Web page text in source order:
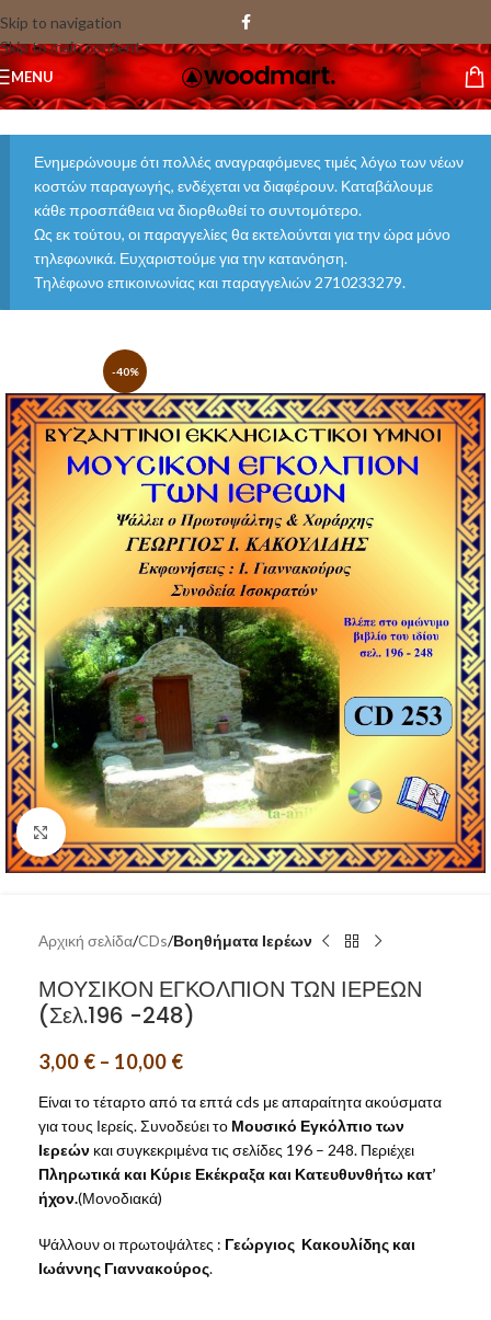
Skip to navigation
Skip to main content
MENU
Ενημερώνουμε ότι πολλές αναγραφόμενες τιμές λόγω των νέων
κοστών παραγωγής, ενδέχεται να διαφέρουν. Καταβάλουμε
κάθε προσπάθεια να διορθωθεί το συντομότερο.
Ως εκ τούτου, οι παραγγελίες θα εκτελούνται για την ώρα μόνο
τηλεφωνικά. Ευχαριστούμε για την κατανόηση.
Τηλέφωνο επικοινωνίας και παραγγελιών 2710233279.
-40%
Click to enlarge
Αρχική σελίδα CDs Βοηθήματα Ιερέων
ΜΟΥΣΙΚΟΝ ΕΓΚΟΛΠΙΟΝ ΤΩΝ ΙΕΡΕΩΝ
(Σελ.196 -248)
3,00 € – 10,00 €
Είναι το τέταρτο από τα επτά cds με απαραίτητα ακούσματα
για τους Ιερείς. Συνοδεύει το Μουσικό Εγκόλπιο των
Ιερεών και συγκεκριμένα τις σελίδες 196 – 248. Περιέχει
Πληρωτικά και Κύριε Εκέκραξα και Κατευθυνθήτω κατ’
ήχον.(Μονοδιακά)
Ψάλλουν οι πρωτοψάλτες : Γεώργιος Κακουλίδης και
Ιωάννης Γιαννακούρος.